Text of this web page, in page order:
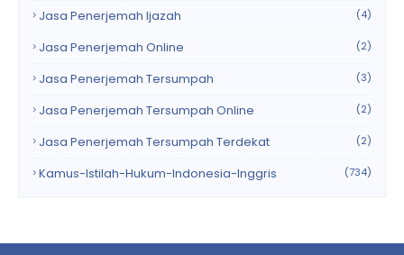
Jasa Penerjemah Ijazah (4)
Jasa Penerjemah Online (2)
Jasa Penerjemah Tersumpah (3)
Jasa Penerjemah Tersumpah Online (2)
Jasa Penerjemah Tersumpah Terdekat (2)
Kamus-Istilah-Hukum-Indonesia-Inggris (734)